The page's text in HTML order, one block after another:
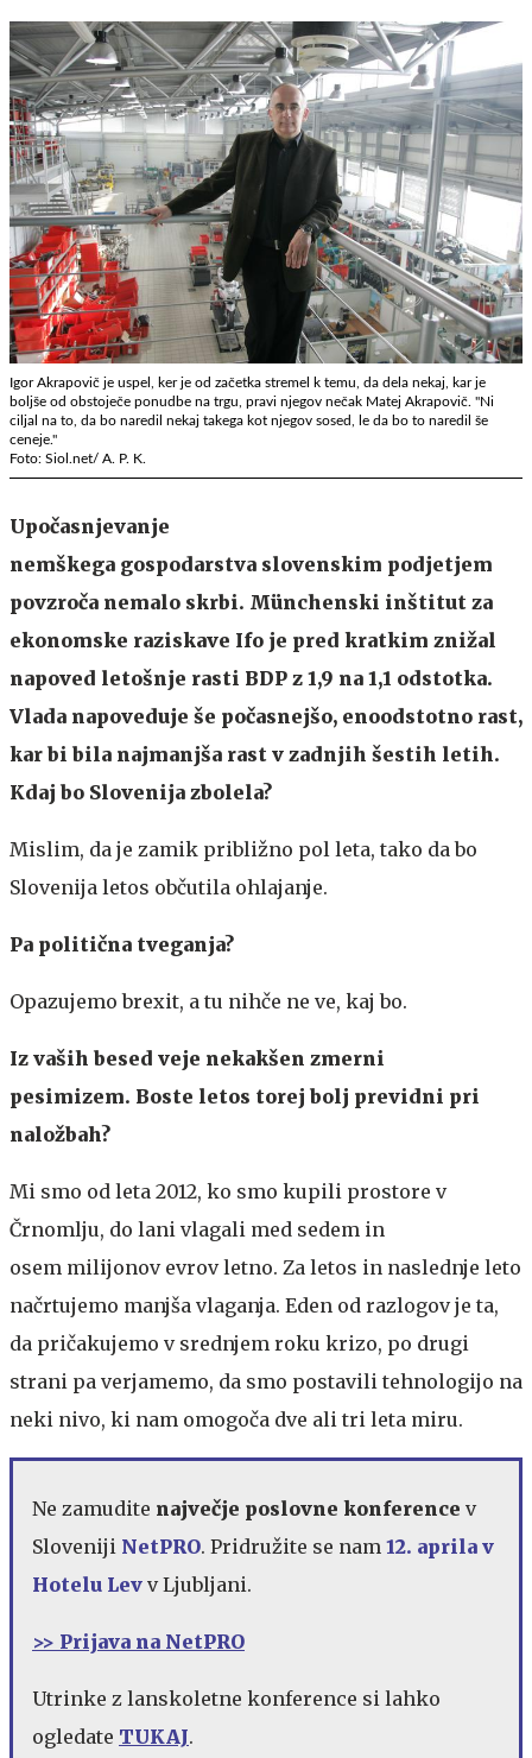
Igor Akrapovič je uspel, ker je od začetka stremel k temu, da dela nekaj, kar je
boljše od obstoječe ponudbe na trgu, pravi njegov nečak Matej Akrapovič. "Ni
ciljal na to, da bo naredil nekaj takega kot njegov sosed, le da bo to naredil še
ceneje."
Foto: Siol.net/ A. P. K.
Upočasnjevanje
nemškega gospodarstva slovenskim podjetjem
povzroča nemalo skrbi. Münchenski inštitut za
ekonomske raziskave Ifo je pred kratkim znižal
napoved letošnje rasti BDP z 1,9 na 1,1 odstotka.
Vlada napoveduje še počasnejšo, enoodstotno rast,
kar bi bila najmanjša rast v zadnjih šestih letih.
Kdaj bo Slovenija zbolela?
Mislim, da je zamik približno pol leta, tako da bo
Slovenija letos občutila ohlajanje.
Pa politična tveganja?
Opazujemo brexit, a tu nihče ne ve, kaj bo.
Iz vaših besed veje nekakšen zmerni
pesimizem. Boste letos torej bolj previdni pri
naložbah?
Mi smo od leta 2012, ko smo kupili prostore v
Črnomlju, do lani vlagali med sedem in
osem milijonov evrov letno. Za letos in naslednje leto
načrtujemo manjša vlaganja. Eden od razlogov je ta,
da pričakujemo v srednjem roku krizo, po drugi
strani pa verjamemo, da smo postavili tehnologijo na
neki nivo, ki nam omogoča dve ali tri leta miru.
Ne zamudite največje poslovne konference v
Sloveniji NetPRO. Pridružite se nam 12. aprila v
Hotelu Lev v Ljubljani.
>> Prijava na NetPRO
Utrinke z lanskoletne konference si lahko
ogledate TUKAJ.